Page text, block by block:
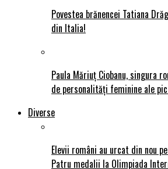
Povestea brănencei Tatiana
din Italia!
Paula Măriuț Ciobanu, singura
de personalități feminine ale
Diverse
Elevii români au urcat din nou
Patru medalii la Olimpiada